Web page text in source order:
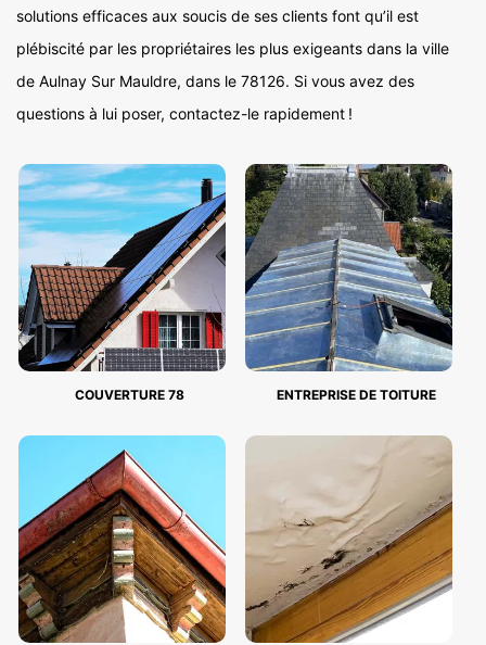
solutions efficaces aux soucis de ses clients font qu’il est
plébiscité par les propriétaires les plus exigeants dans la ville
de Aulnay Sur Mauldre, dans le 78126. Si vous avez des
questions à lui poser, contactez-le rapidement !
COUVERTURE 78 ENTREPRISE DE TOITURE